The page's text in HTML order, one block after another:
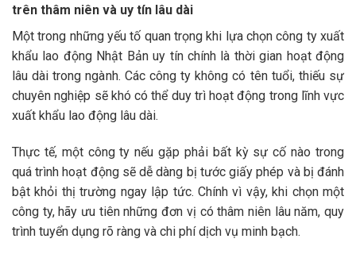
trên thâm niên và uy tín lâu dài
Một trong những yếu tố quan trọng khi lựa chọn công ty xuất
khẩu lao động Nhật Bản uy tín chính là thời gian hoạt động
lâu dài trong ngành. Các công ty không có tên tuổi, thiếu sự
chuyên nghiệp sẽ khó có thể duy trì hoạt động trong lĩnh vực
xuất khẩu lao động lâu dài.
Thực tế, một công ty nếu gặp phải bất kỳ sự cố nào trong
quá trình hoạt động sẽ dễ dàng bị tước giấy phép và bị đánh
bật khỏi thị trường ngay lập tức. Chính vì vậy, khi chọn một
công ty, hãy ưu tiên những đơn vị có thâm niên lâu năm, quy
trình tuyển dụng rõ ràng và chi phí dịch vụ minh bạch.